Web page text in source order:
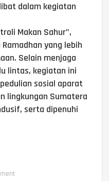
dalam kegiatan
Makan Sahur”,
yang lebih
Selain menjaga
lintas, kegiatan ini
sosial aparat
lingkungan Sumatera
serta dipenuhi